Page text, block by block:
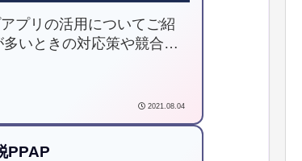
プリの活用についてご紹
いときの対応策や競合コ
2021.08.04
PPAP